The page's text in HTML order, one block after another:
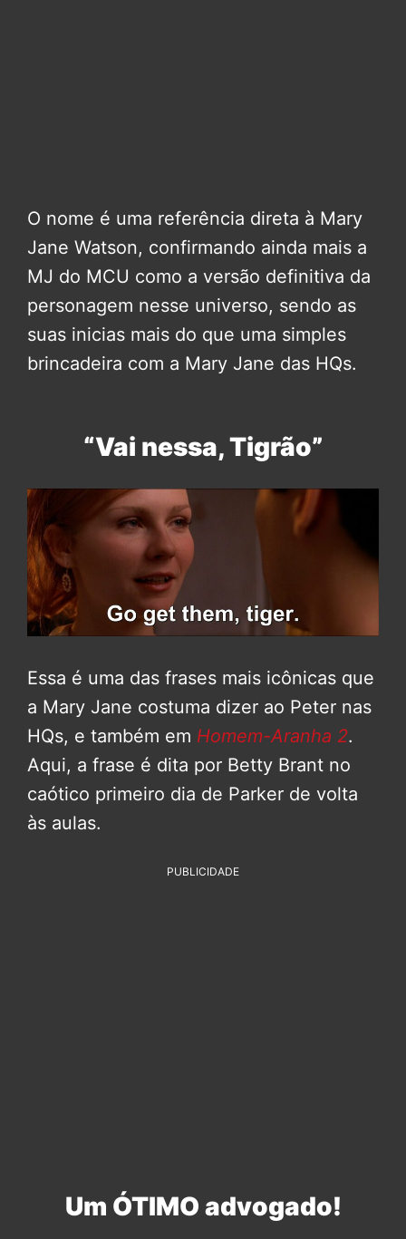
O nome é uma referência direta à Mary
Jane Watson, confirmando ainda mais a
MJ do MCU como a versão definitiva da
personagem nesse universo, sendo as
suas inicias mais do que uma simples
brincadeira com a Mary Jane das HQs.
“Vai nessa, Tigrão”
Essa é uma das frases mais icônicas que
a Mary Jane costuma dizer ao Peter nas
HQs, e também em Homem-Aranha 2.
Aqui, a frase é dita por Betty Brant no
caótico primeiro dia de Parker de volta
às aulas.
PUBLICIDADE
Um ÓTIMO advogado!